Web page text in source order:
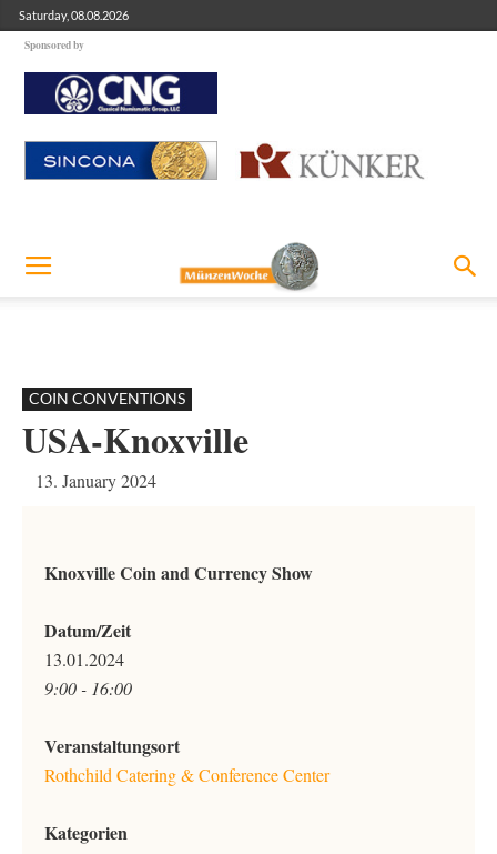
Saturday, 08.08.2026
Sponsored by
COIN CONVENTIONS
USA-Knoxville
13. January 2024
Knoxville Coin and Currency Show
Datum/Zeit
13.01.2024
9:00 - 16:00
Veranstaltungsort
Rothchild Catering & Conference Center
Kategorien